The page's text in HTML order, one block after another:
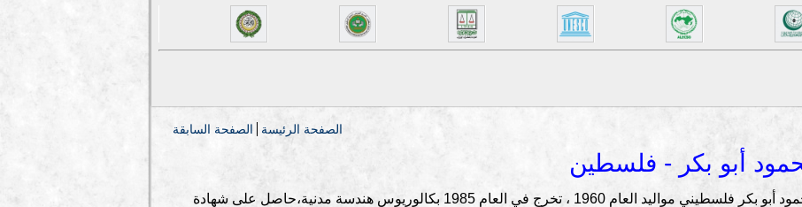
الصفحة السابقة الصفحة الرئيسة
أبو بكر - فلسطين
الأستاذ بكر محمود أبو بكر فلسطيني مواليد العام 1960 ، تخرج في العام 1985 بكالوريوس هندسة مدنية،حاصل على شهادة